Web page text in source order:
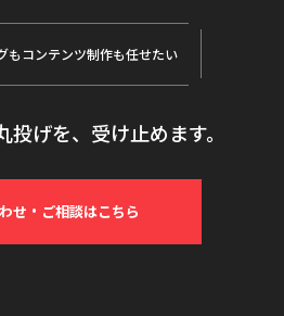
もコンテンツ制作も任せたい
げを、受け止めます。
せ・ご相談はこちら